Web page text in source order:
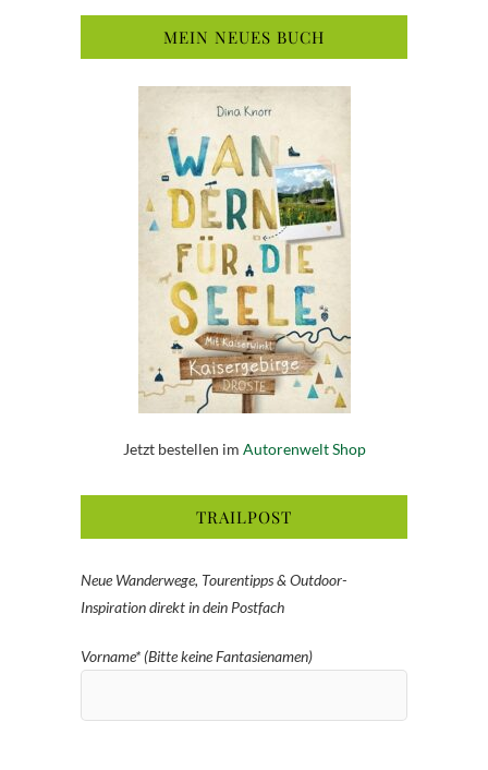
MEIN NEUES BUCH
Jetzt bestellen im Autorenwelt Shop
TRAILPOST
Neue Wanderwege, Tourentipps & Outdoor-
Inspiration direkt in dein Postfach
Vorname* (Bitte keine Fantasienamen)